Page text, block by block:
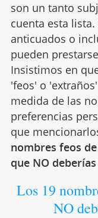
son un tanto
cuenta esta
anticuados o
pueden
Insistimos en
'feos' o
medida de las
preferencias
que
nombres feos
que NO
Los 19
NO